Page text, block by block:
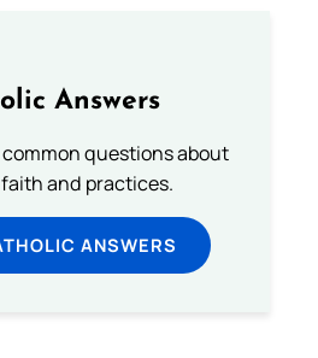
Answers
questions about
and practices.
ANSWERS